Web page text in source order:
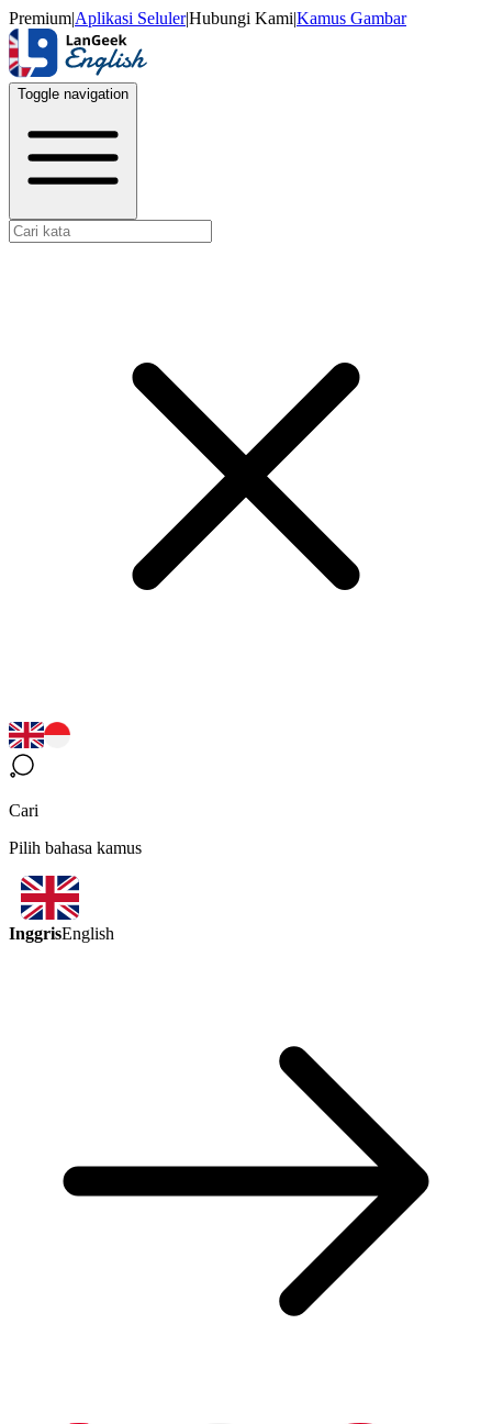
Premium|Aplikasi Seluler|Hubungi Kami|Kamus Gambar
Toggle navigation
Cari
Pilih bahasa kamus
InggrisEnglish